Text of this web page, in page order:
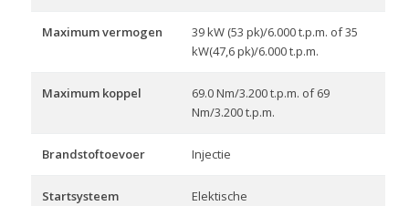
Maximum vermogen
39 kW (53 pk)/6.000 t.p.m. of 35
kW(47,6 pk)/6.000 t.p.m.
Maximum koppel
69.0 Nm/3.200 t.p.m. of 69
Nm/3.200 t.p.m.
Brandstoftoevoer Injectie
Startsysteem Elektische